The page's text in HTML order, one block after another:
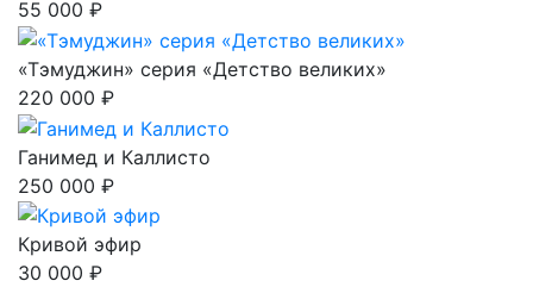
55 000 ₽
«Тэмуджин» серия «Детство великих»
220 000 ₽
Ганимед и Каллисто
250 000 ₽
Кривой эфир
30 000 ₽